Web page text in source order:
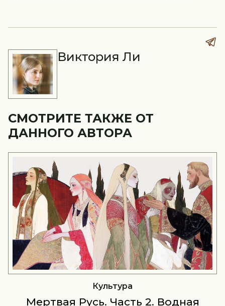
Виктория Ли
СМОТРИТЕ ТАКЖЕ ОТ
ДАННОГО АВТОРА
Культура
Мертвая Русь. Часть 2. Водная